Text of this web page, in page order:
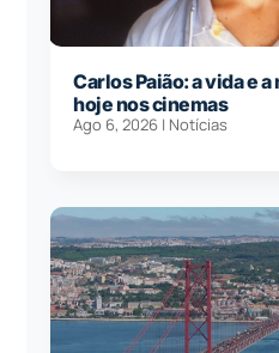
Carlos Paião: a vida e
hoje nos cinemas
Ago 6, 2026 | Notícias